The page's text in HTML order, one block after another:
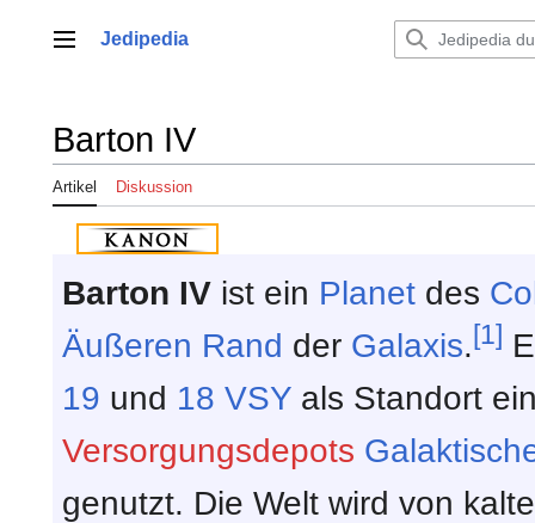
springenHauptmenü
Jedipedia
Barton IV
Artikel Diskussion
Barton IV ist ein Planet des
Äußeren Rand der Galaxis.[1]
19 und 18 VSY als Standort
Versorgungsdepots
genutzt. Die Welt wird von